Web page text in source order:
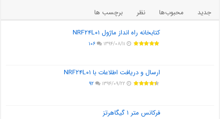
جدید محبوب‌ها نظر
برچسب ها
کتابخانه راه انداز ماژول NRF۲۴L۰۱
۱۳۹۴/۰۸/۱۱ ۱۰۶
ارسال و دریافت اطلاعات با NRF۲۴L۰۱
۱۳۹۴/۰۹/۲۲ ۹۲
فرکانس متر ۱ گیگاهرتز